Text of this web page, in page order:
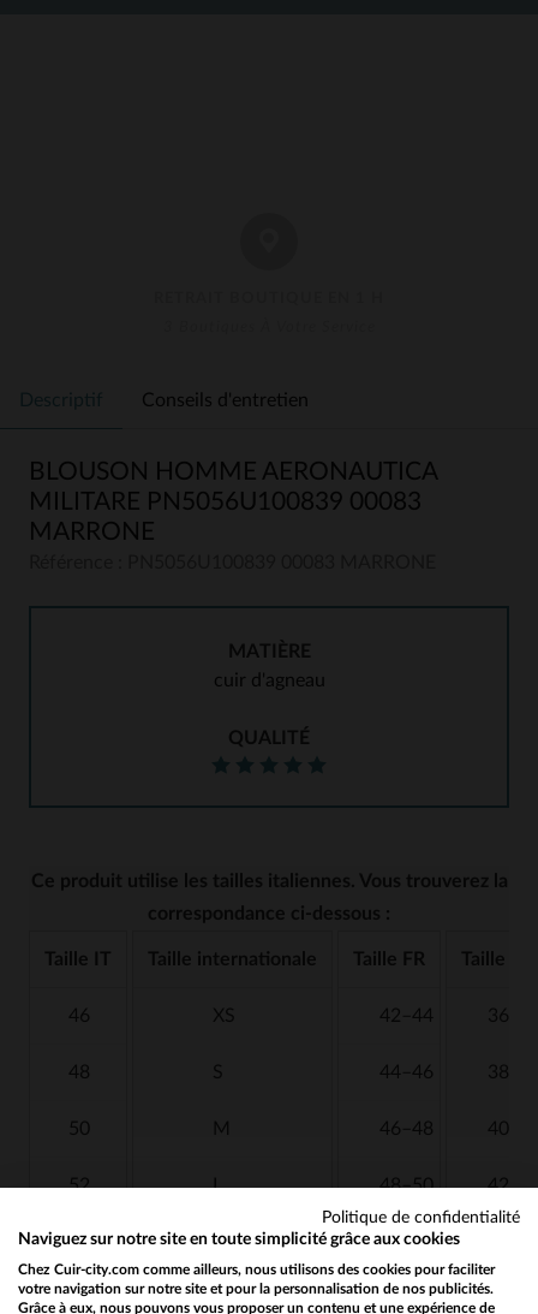
Descriptif Conseils d'entretien
BLOUSON HOMME AERONAUTICA
MILITARE PN5056U100839 00083
MARRONE
MATIÈRE
cuir d'agneau
QUALITÉ
Ce produit utilise les tailles italiennes. Vous trouverez la
correspondance ci-dessous :
Taille IT
46
48
50
52
54
56
Taille internationale
XS
S
M
L
XL
2XL
Taille FR
42–44
44–46
46–48
48–50
50–52
52–54
Taille US
36
38
40
42
46
Politique de confidentialité
Naviguez sur notre site en toute simplicité grâce aux cookies
Chez Cuir-city.com comme ailleurs, nous utilisons des cookies pour faciliter
votre navigation sur notre site et pour la personnalisation de nos publicités.
Grâce à eux, nous pouvons vous proposer un contenu et une expérience de